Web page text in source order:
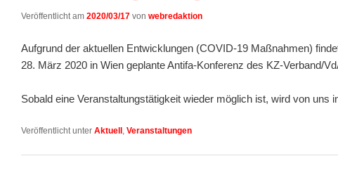
Veröffentlicht am 2020/03/17 von webredaktion
Aufgrund der aktuellen Entwicklungen (COVID-19 Maßnahmen)
28. März 2020 in Wien geplante Antifa-Konferenz des KZ-Verband/
Sobald eine Veranstaltungstätigkeit wieder möglich ist, wird von uns
Veröffentlicht unter Aktuell , Veranstaltungen